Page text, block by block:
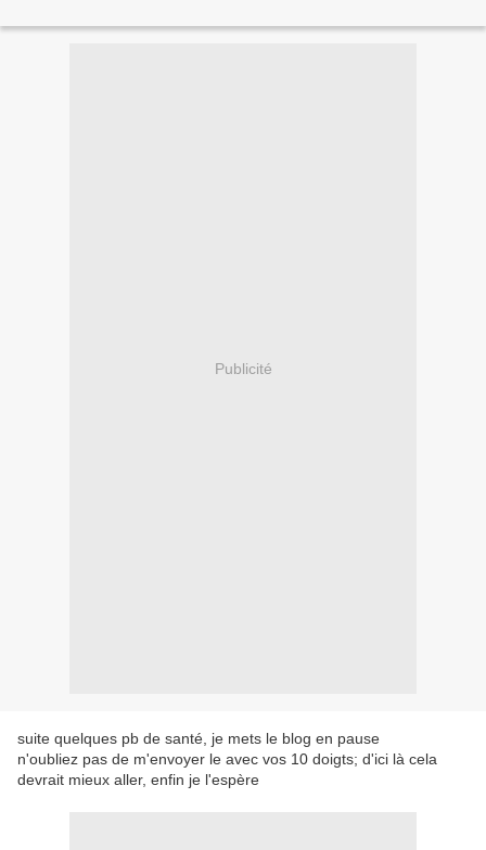
Publicité
suite quelques pb de santé, je mets le blog en pause
n'oubliez pas de m'envoyer le avec vos 10 doigts; d'ici là cela
devrait mieux aller, enfin je l'espère